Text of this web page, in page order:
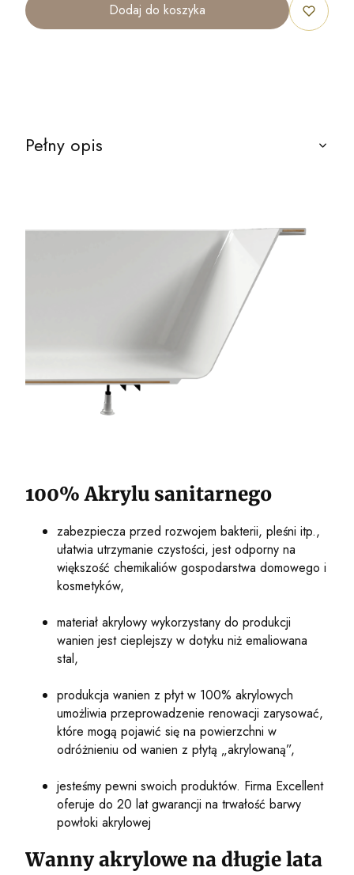
Dodaj do koszyka
Pełny opis
100% Akrylu sanitarnego
zabezpiecza przed rozwojem bakterii, pleśni itp.,
ułatwia utrzymanie czystości, jest odporny na
większość chemikaliów gospodarstwa domowego i
kosmetyków,
materiał akrylowy wykorzystany do produkcji
wanien jest cieplejszy w dotyku niż emaliowana
stal,
produkcja wanien z płyt w 100% akrylowych
umożliwia przeprowadzenie renowacji zarysować,
które mogą pojawić się na powierzchni w
odróżnieniu od wanien z płytą „akrylowaną”,
jesteśmy pewni swoich produktów. Firma Excellent
oferuje do 20 lat gwarancji na trwałość barwy
powłoki akrylowej
Wanny akrylowe na długie lata